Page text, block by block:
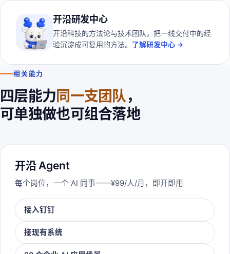
开沿研发中心
开沿科技的方法论与技术团队，把一线交付中的经
验沉淀成可复用的方法。 了解研发中心 →
相关能力
四层能力同一支团队，
可单独做也可组合落地
开沿 Agent
每个岗位，一个 AI 同事——¥99/人/月，即开即用
接入钉钉
接现有系统